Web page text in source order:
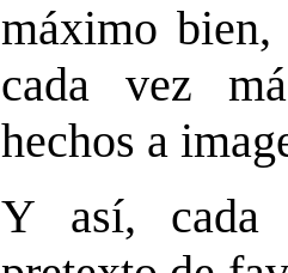
máximo bien,
cada vez
hechos a
Y así,